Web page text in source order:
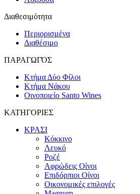
Διαθεσιμότητα
Περιορισμένα
Διαθέσιμο
ΠΑΡΑΓΩΓΌΣ
Κτήμα Δύο Φίλοι
Κτήμα Νάκου
Οινοποιείο Santo Wines
ΚΑΤΗΓΟΡΙΕΣ
ΚΡΑΣΙ
Κόκκινο
Λευκό
Ροζέ
Αφρώδεις Οίνοι
Επιδόρπιοι Οίνοι
Οικονομικές επιλογές